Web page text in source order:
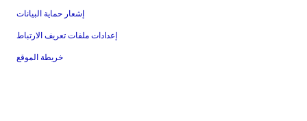
إشعار حماية البيانات
إعدادات ملفات تعريف الارتباط
خريطة الموقع